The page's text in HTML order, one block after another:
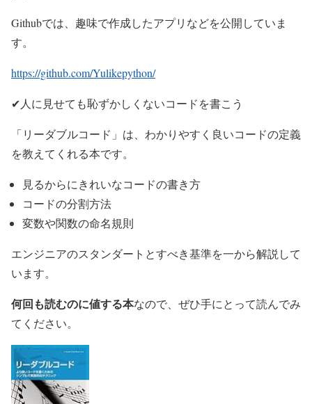
Githubでは、趣味で作成したアプリなどを公開していま
す。
https://github.com/Yulikepython/
✔人に見せても恥ずかしくないコードを書こう
「リーダブルコード」は、わかりやすく良いコードの定義
を教えてくれる本です。
見るからにきれいなコードの書き方
コードの分割方法
変数や関数の命名規則
エンジニアのスタンダートとすべき基準を一から解説して
います。
何回も読むのに値する本なので、ぜひ手にとって読んでみ
てください。